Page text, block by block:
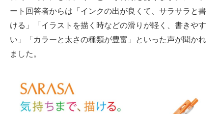
ート回答者からは「インクの出が良くて、サラサラと書
ける」「イラストを描く時などの滑りが軽く、書きやす
い」「カラーと太さの種類が豊富」といった声が聞かれ
ました。